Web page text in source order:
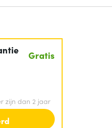
Gratis
zijn dan 2 jaar